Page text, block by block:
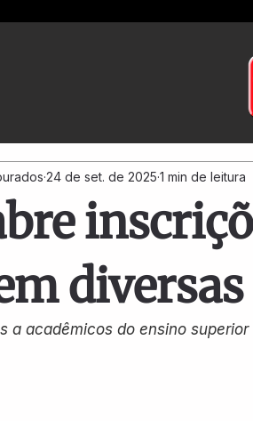
diversas
24 de set. de 2025 1 min de leitura
a acadêmicos do ensino